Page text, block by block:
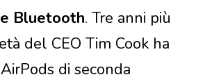
Bluetooth. Tre anni più
del CEO Tim Cook ha
di seconda